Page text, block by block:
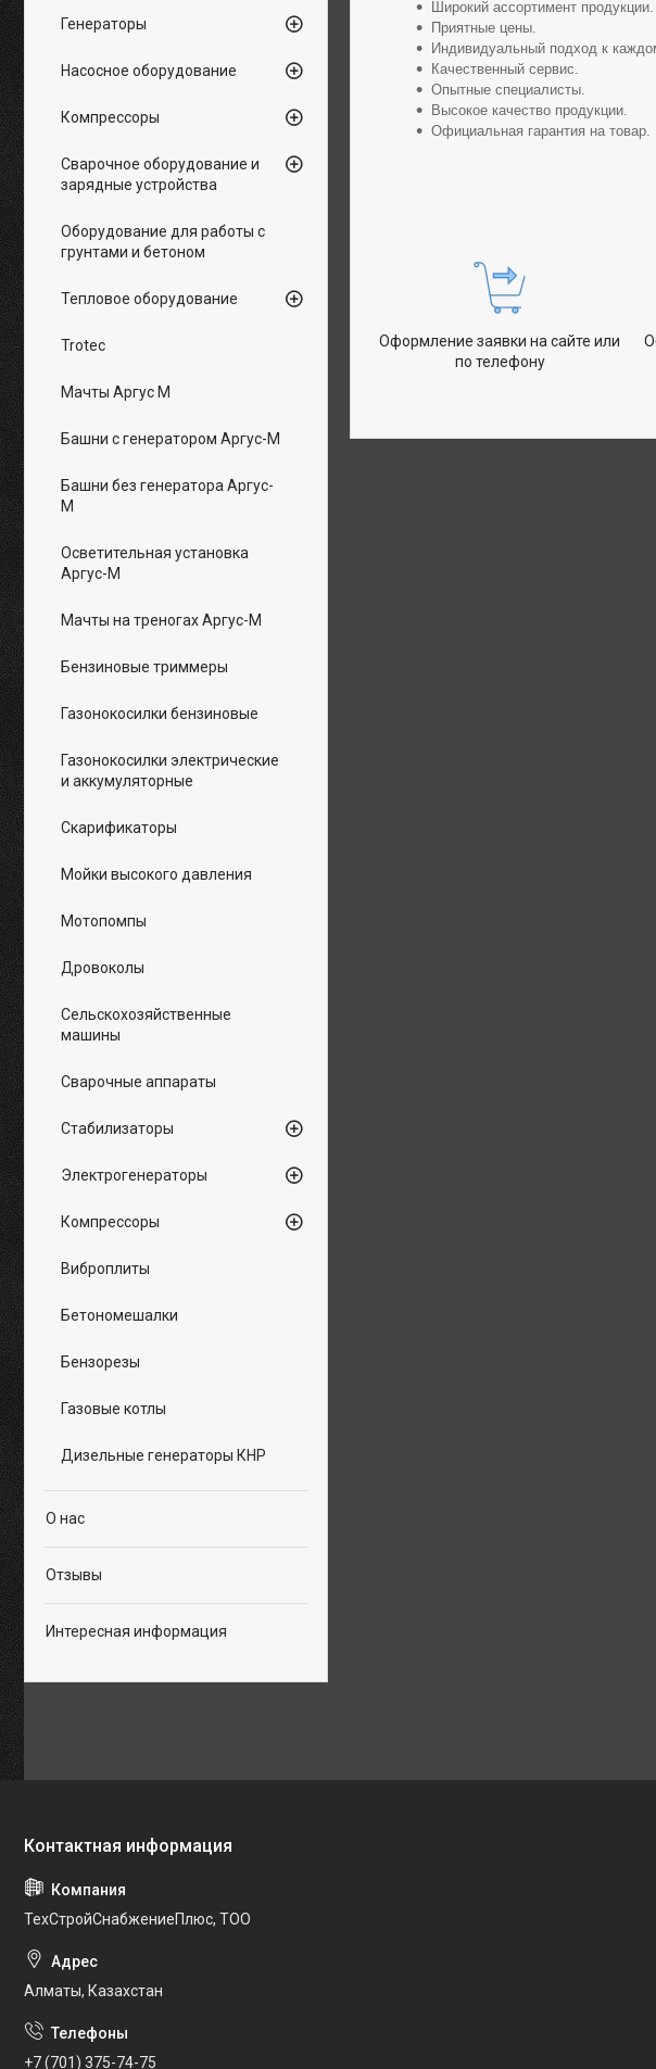
Широкий ассортимент продукции.
Приятные цены.
Индивидуальный подход к
Качественный сервис.
Опытные специалисты.
Высокое качество продукции.
Официальная гарантия на товар.
Оформление заявки на сайте или
по телефону
Генераторы
Насосное оборудование
Компрессоры
Сварочное оборудование и
зарядные устройства
Оборудование для работы с
грунтами и бетоном
Тепловое оборудование
Trotec
Мачты Аргус М
Башни с генератором Аргус-М
Башни без генератора Аргус-
М
Осветительная установка
Аргус-М
Мачты на треногах Аргус-М
Бензиновые триммеры
Газонокосилки бензиновые
Газонокосилки электрические
и аккумуляторные
Скарификаторы
Мойки высокого давления
Мотопомпы
Дровоколы
Сельскохозяйственные
машины
Сварочные аппараты
Стабилизаторы
Электрогенераторы
Компрессоры
Виброплиты
Бетономешалки
Бензорезы
Газовые котлы
Дизельные генераторы КНР
О нас
Отзывы
Интересная информация
ТехСтройСнабжениеПлюс, ТОО
Алматы, Казахстан
+7 (701) 375-74-75